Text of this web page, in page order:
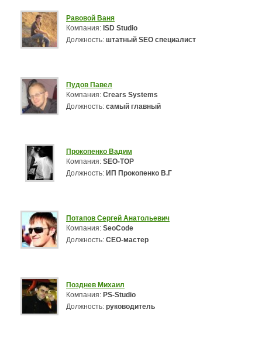
Равовой Ваня
Компания: ISD Studio
Должность: штатный SEO специалист
Пудов Павел
Компания: Crears Systems
Должность: самый главный
Прокопенко Вадим
Компания: SEO-TOP
Должность: ИП Прокопенко В.Г
Потапов Сергей Анатольевич
Компания: SeoCode
Должность: СЕО-мастер
Позднев Михаил
Компания: PS-Studio
Должность: руководитель